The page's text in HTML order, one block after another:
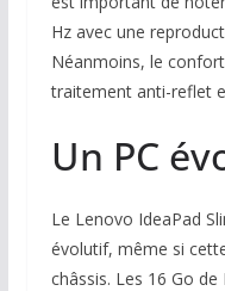
Hz avec une
Néanmoins, le
traitement anti-reflet
Un PC
Le Lenovo IdeaPad
évolutif, même si
châssis. Les 16 Go